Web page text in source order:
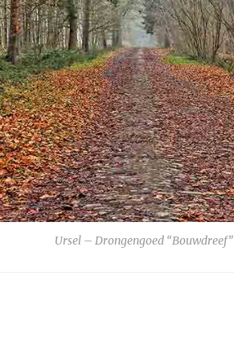
Ursel – Drongengoed “Bouwdreef”